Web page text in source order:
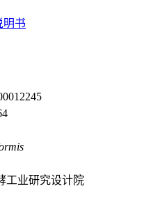
明书
工业研究设计院